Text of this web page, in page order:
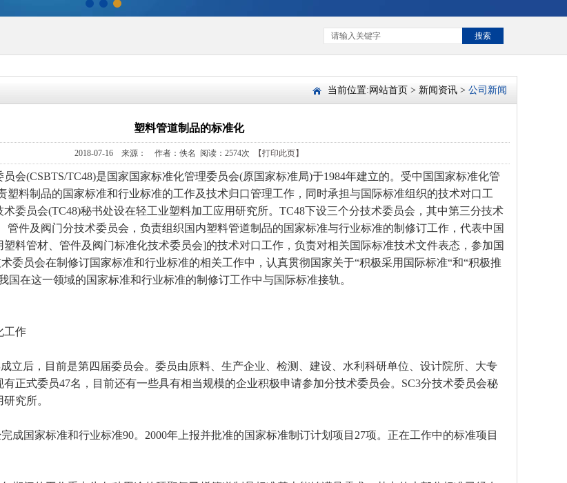
搜索
当前位置: 网站首页 > 新闻资讯 > 公司新闻
塑料管道制品的标准化
2018-07-16 来源： 作者：佚名 阅读：2574次 【打印此页】
会(CSBTS/TC48)是国家国家标准化管理委员会(原国家标准局)于1984年建立的。受中国国家标准化管
塑料制品的国家标准和行业标准的工作及技术归口管理工作，同时承担与国际标准组织的技术对口工
委员会(TC48)秘书处设在轻工业塑料加工应用研究所。TC48下设三个分技术委员会，其中第三分技术
管件及阀门分技术委员会，负责组织国内塑料管道制品的国家标准与行业标准的制修订工作，代表中国
塑料管材、管件及阀门标准化技术委员会]的技术对口工作，负责对相关国际标准技术文件表态，参加国
委员会在制修订国家标准和行业标准的相关工作中，认真贯彻国家关于“积极采用国际标准“和“积极推
国在这一领域的国家标准和行业标准的制修订工作中与国际标准接轨。
工作
成立后，目前是第四届委员会。委员由原料、生产企业、检测、建设、水利科研单位、设计院所、大专
正式委员47名，目前还有一些具有相当规模的企业积极申请参加分技术委员会。SC3分技术委员会秘
究所。
成国家标准和行业标准90。2000年上报并批准的国家标准制订计划项目27项。正在工作中的标准项目